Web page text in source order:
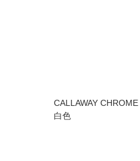
CALLAWAY
白色